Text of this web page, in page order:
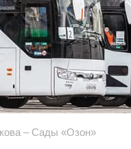
– Сады «Озон»